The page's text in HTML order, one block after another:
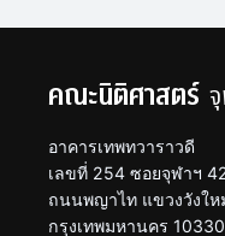
คณะนิติศาสตร์
อาคารเทพทวาราวดี
เลขที่ 254 ซอยจุฬาฯ
ถนนพญาไท แขวงวังใ
กรุงเทพมหานคร 10330